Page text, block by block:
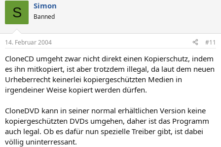
S Simon
Banned
14. Februar 2004 #11
CloneCD umgeht zwar nicht direkt einen Kopierschutz, indem
es ihn mitkopiert, ist aber trotzdem illegal, da laut dem neuen
Urheberrecht keinerlei kopiergeschützten Medien in
irgendeiner Weise kopiert werden dürfen.
CloneDVD kann in seiner normal erhältlichen Version keine
kopiergeschützten DVDs umgehen, daher ist das Programm
auch legal. Ob es dafür nun spezielle Treiber gibt, ist dabei
völlig uninterressant.